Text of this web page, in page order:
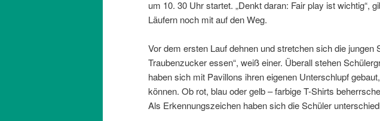
um 10. 30 Uhr startet. „Denkt daran: Fair play ist wichtig“,
Läufern noch mit auf den Weg.
Vor dem ersten Lauf dehnen und stretchen sich die jungen
Traubenzucker essen“, weiß einer. Überall stehen
haben sich mit Pavillons ihren eigenen Unterschlupf
können. Ob rot, blau oder gelb – farbige T-Shirts
Als Erkennungszeichen haben sich die Schüler